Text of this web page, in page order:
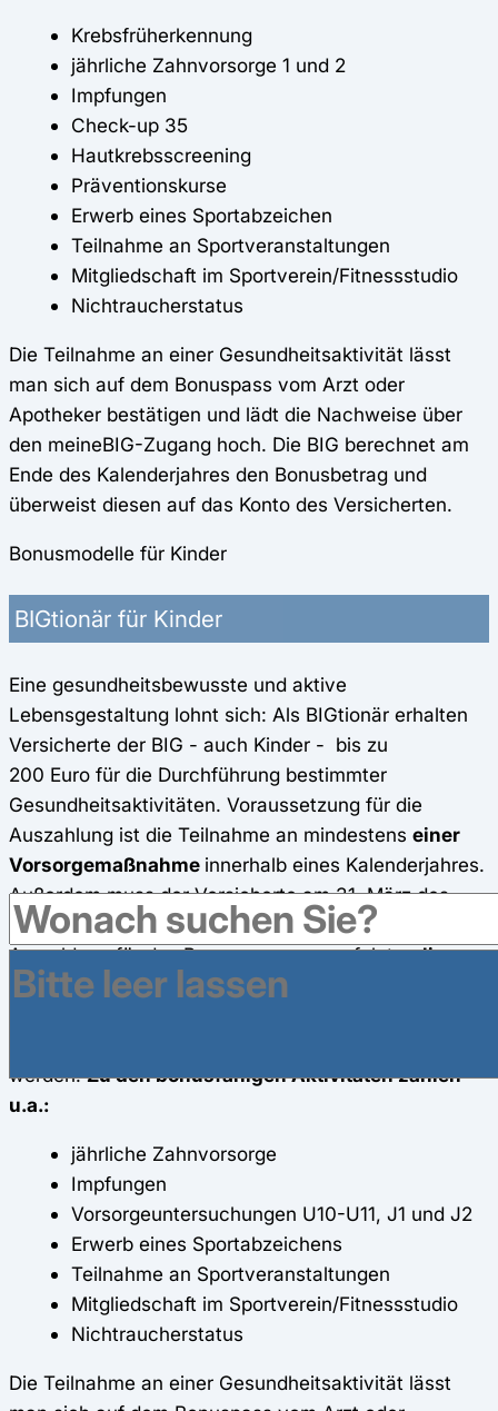
Krebsfrüherkennung
jährliche Zahnvorsorge 1 und 2
Impfungen
Check-up 35
Hautkrebsscreening
Präventionskurse
Erwerb eines Sportabzeichen
Teilnahme an Sportveranstaltungen
Mitgliedschaft im Sportverein/Fitnessstudio
Nichtraucherstatus
Die Teilnahme an einer Gesundheitsaktivität lässt
man sich auf dem Bonuspass vom Arzt oder
Apotheker bestätigen und lädt die Nachweise über
den meineBIG-Zugang hoch. Die BIG berechnet am
Ende des Kalenderjahres den Bonusbetrag und
überweist diesen auf das Konto des Versicherten.
Bonusmodelle für Kinder
BIGtionär für Kinder
Eine gesundheitsbewusste und aktive
Lebensgestaltung lohnt sich: Als BIGtionär erhalten
Versicherte der BIG - auch Kinder - bis zu
200 Euro für die Durchführung bestimmter
Gesundheitsaktivitäten. Voraussetzung für die
Auszahlung ist die Teilnahme an mindestens einer
Vorsorgemaßnahme innerhalb eines Kalenderjahres.
Außerdem muss der Versicherte am 31. März des
Folgejahres noch Mitglied bei der BIG sein. Die
Anmeldung für das Bonusprogramm erfolgtonline.
Anschließend können durchgeführte Aktivitäten über
werden.Zu den bonusfähigen Aktivitäten zählen
u.a.:
jährliche Zahnvorsorge
Impfungen
Vorsorgeuntersuchungen U10-U11, J1 und J2
Erwerb eines Sportabzeichens
Teilnahme an Sportveranstaltungen
Mitgliedschaft im Sportverein/Fitnessstudio
Nichtraucherstatus
Die Teilnahme an einer Gesundheitsaktivität lässt